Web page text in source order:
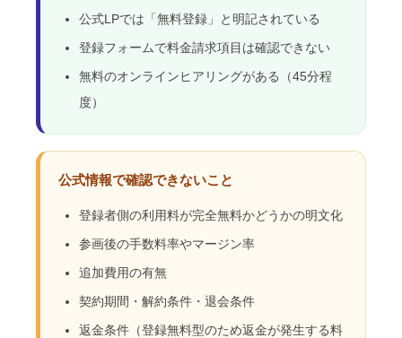
公式LPでは「無料登録」と明記されている
登録フォームで料金請求項目は確認できない
無料のオンラインヒアリングがある（45分程
度）
公式情報で確認できないこと
登録者側の利用料が完全無料かどうかの明文化
参画後の手数料率やマージン率
追加費用の有無
契約期間・解約条件・退会条件
返金条件（登録無料型のため返金が発生する料